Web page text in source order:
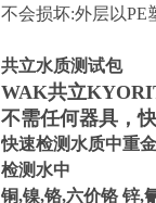
不会损坏:外层以PE
共立水质测试包
WAK共立
不需任何器具，
快速检测水质中重
检测水中
铜,镍,铬,六价铬 锌,